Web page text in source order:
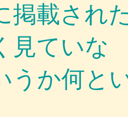
載され
見ていな
か何と